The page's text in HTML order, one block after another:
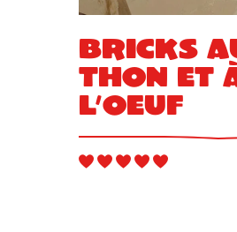
Bricks
thon et
l’oeuf